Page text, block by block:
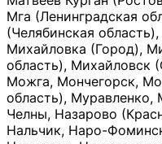
Мга (Ленинградская
(Челябинская
Михайловка (Город),
область), Михайловск
Можга, Мончегорск,
область),
Челны, Назарово
Нальчик, Наро-